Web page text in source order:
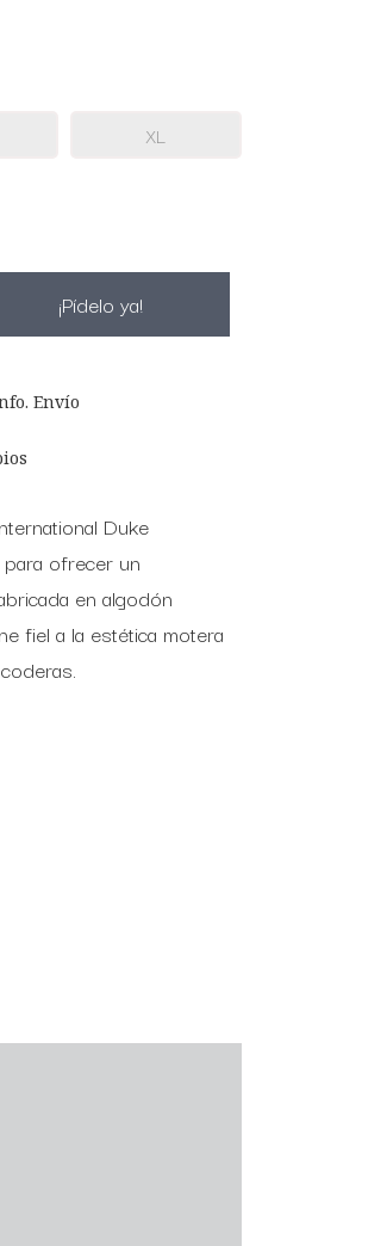
XL
¡Pídelo ya!
Envío
Duke
ofrecer un
en algodón
fiel a la estética motera